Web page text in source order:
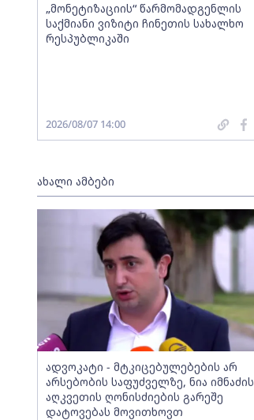
„მონეტიზაციის“ წარმომადგენლის
საქმიანი ვიზიტი ჩინეთის სახალხო
რესპუბლიკაში
2026/08/07 14:00
ახალი ამბები
ადვოკატი - მტკიცებულებების არ
არსებობის საფუძველზე, ნია იმნაძის
აღკვეთის ღონისძიების გარეშე
დატოვებას მოვითხოვთ